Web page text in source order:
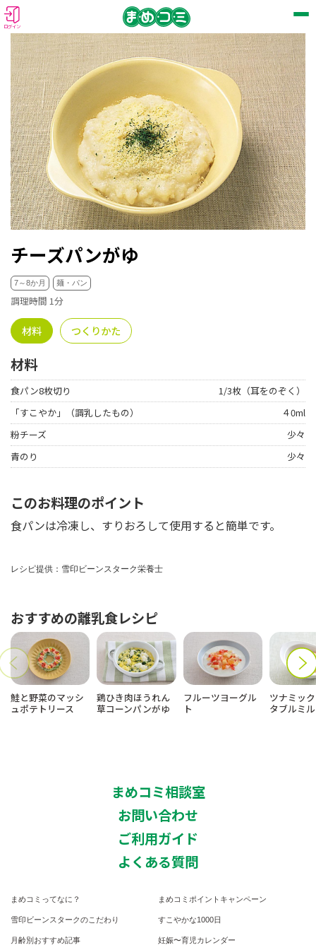
ログイン
チーズパンがゆ
7～8か月 麺・パン
調理時間 1分
材料 つくりかた
材料
食パン8枚切り
1/3枚（耳をのぞく）
「すこやか」（調乳したもの）
４0ml
粉チーズ
少々
青のり
少々
このお料理のポイント
食パンは冷凍し、すりおろして使用すると簡単です。
レシピ提供：雪印ビーンスターク栄養士
おすすめの離乳食レシピ
鮭と野菜のマッシ
ュポテトリース
鶏ひき肉ほうれん
草コーンパンがゆ
フルーツヨーグル
ト
ツナミッ
タブルミ
まめコミ相談室
お問い合わせ
ご利用ガイド
よくある質問
まめコミってなに？ まめコミポイントキャンペーン
雪印ビーンスタークのこだわり すこやかな1000日
月齢別おすすめ記事 妊娠〜育児カレンダー